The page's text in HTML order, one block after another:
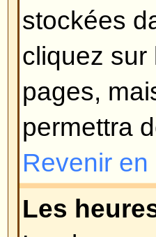
généralement
utilisateur.
avatars et de
disponibles.
cela voudra
ainsi, vous
les raisons
!).